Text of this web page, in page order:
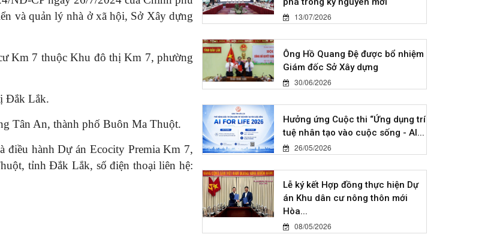
và quản lý nhà ở xã hội, Sở Xây dựng
Km 7 thuộc Khu đô thị Km 7, phường
Đắk Lắk.
Tân An, thành phố Buôn Ma Thuột.
điều hành Dự án Ecocity Premia Km 7,
tỉnh Đắk Lắk, số điện thoại liên hệ:
13/07/2026
Ông Hồ Quang Đệ được bổ nhiệm
Giám đốc Sở Xây dựng
30/06/2026
Hưởng ứng Cuộc thi “Ứng dụng trí
tuệ nhân tạo vào cuộc sống - AI...
26/05/2026
Lễ ký kết Hợp đồng thực hiện Dự
án Khu dân cư nông thôn mới
Hòa...
08/05/2026